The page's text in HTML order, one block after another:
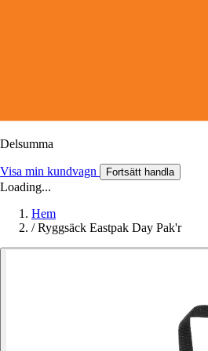
Delsumma
Visa min kundvagn Fortsätt handla
Loading...
Hem
/ Ryggsäck Eastpak Day Pak'r